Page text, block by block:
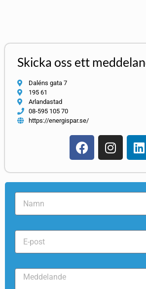
Skicka oss ett
Daléns gata 7
195 61
Arlandastad
08-595 105 70
https://energispar.se/